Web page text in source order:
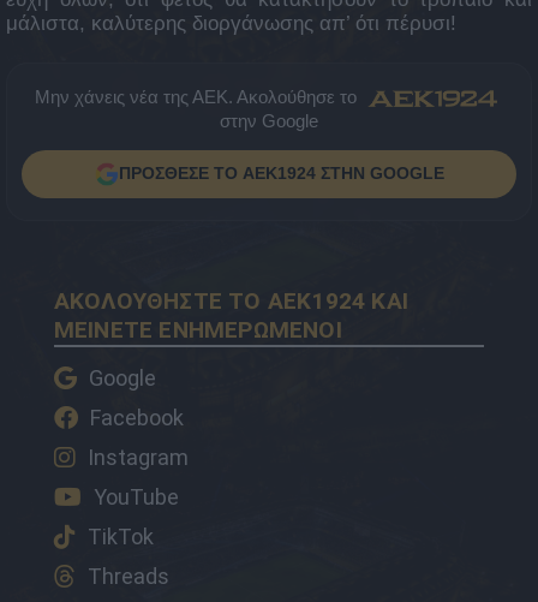
μάλιστα, καλύτερης διοργάνωσης απ’ ότι πέρυσι!
Μην χάνεις νέα της ΑΕΚ. Ακολούθησε το
στην Google
ΠΡΟΣΘΕΣΕ ΤΟ AEK1924 ΣΤΗΝ GOOGLE
ΑΚΟΛΟΥΘΗΣΤΕ ΤΟ AEK1924 ΚΑΙ
ΜΕΙΝΕΤΕ ΕΝΗΜΕΡΩΜΕΝΟΙ
Google
Facebook
Instagram
YouTube
TikTok
Threads